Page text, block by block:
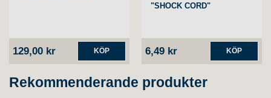
129,00 kr KÖP
"SHOCK CORD"
6,49 kr KÖP
Rekommenderande produkter